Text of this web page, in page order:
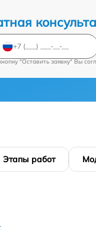
"Оставить заявку" Вы
Этапы работ